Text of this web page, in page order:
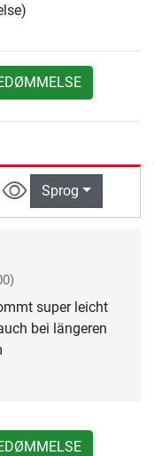
Sprog
super leicht
bei längeren